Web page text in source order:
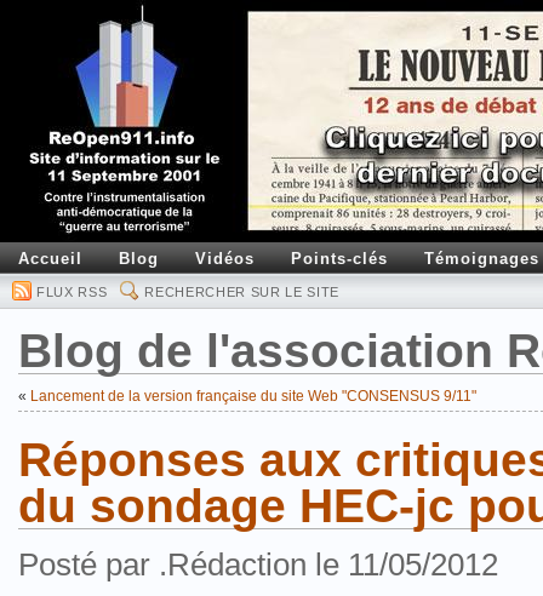
Accueil Blog Vidéos Points-clés Témoignages
FLUX RSS RECHERCHER SUR LE SITE
Blog de l'association
« Lancement de la version française du site Web "CONSENSUS 9/11"
Réponses aux
du sondage HEC-jc
Posté par .Rédaction le 11/05/2012